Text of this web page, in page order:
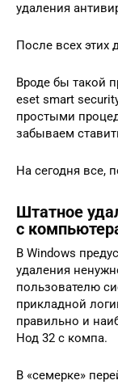
удаления
После всех этих
Вроде бы такой
eset smart
простыми
забываем
На сегодня все,
Штатное
с
В Windows
удаления
пользователю
прикладной
правильно и
Нод 32 с компа.
В «семерке»